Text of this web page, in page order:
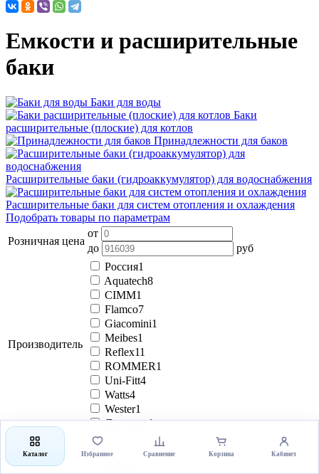
Емкости и расширительные
баки
Баки для воды
Баки
расширительные (плоские) для котлов
Принадлежности для баков
Расширительные баки (гидроаккумулятор) для водоснабжения
Расширительные баки для систем отопления и охлаждения
Подобрать товары по параметрам
Розничная цена
от
до
руб
Производитель
Россия1
Aquatech8
CIMM1
Flamco7
Giacomini1
Meibes1
Reflex11
ROMMER1
Uni-Fitt4
Watts4
Wester1
Джилекс1
1
ASKON2
Каталог Избранное Сравнение Корзина Кабинет